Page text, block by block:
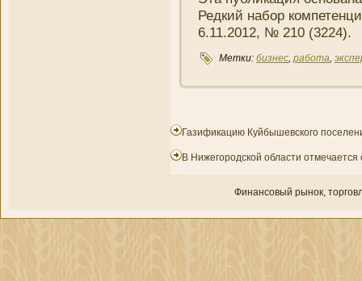
Редкий набор
6.11.2012, № 210 (3224).
Метки: бизнес, работа,
Газификацию Куйбышевского
В Нижегородской области
Финансовый рынок,